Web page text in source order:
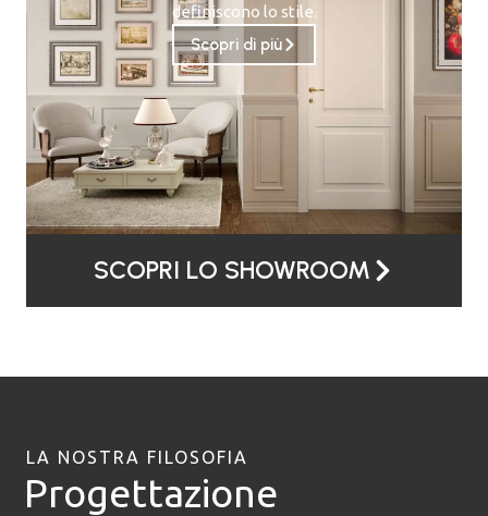
definiscono lo stile.
Scopri di più
SCOPRI LO SHOWROOM
LA NOSTRA FILOSOFIA
Progettazione